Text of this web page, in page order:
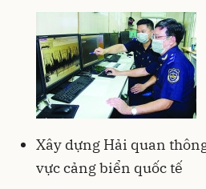
Xây dựng Hải quan
vực cảng biển quốc tế